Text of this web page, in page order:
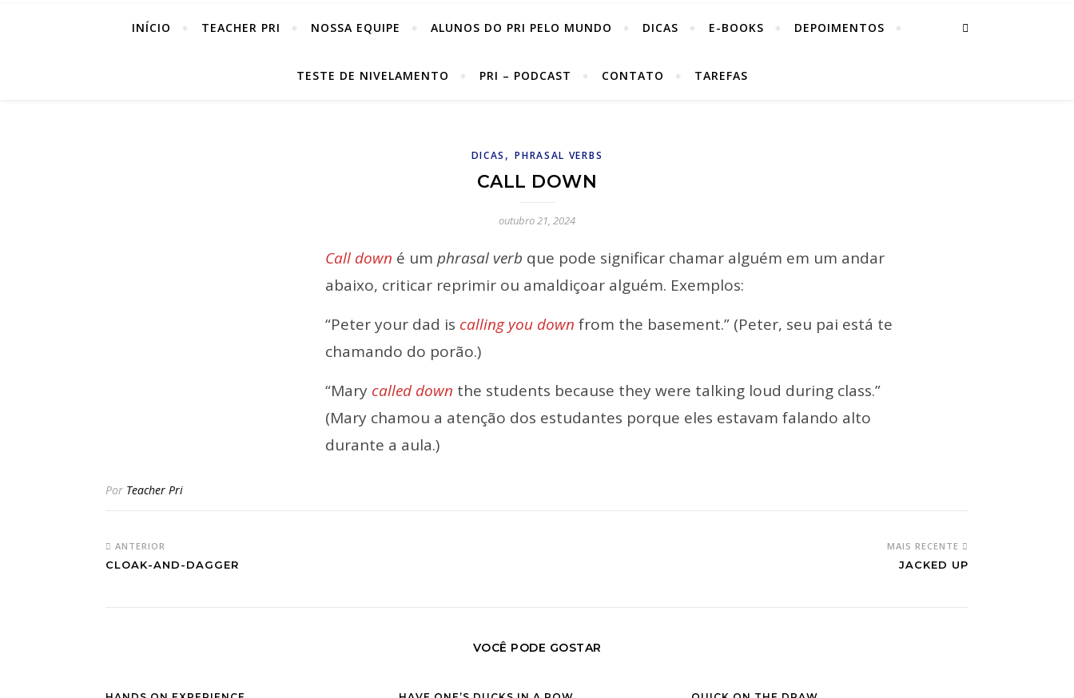
INÍCIO TEACHER PRI NOSSA EQUIPE ALUNOS DO PRI PELO MUNDO DICAS E-BOOKS DEPOIMENTOS
TESTE DE NIVELAMENTO PRI – PODCAST CONTATO TAREFAS
DICAS ,PHRASAL VERBS
CALL DOWN
outubro 21, 2024
Call down é umphrasal verb que pode significar chamar alguém em um andar
abaixo, criticar reprimir ou amaldiçoar alguém. Exemplos:
“Peter your dad is calling you down from the basement.” (Peter, seu pai está te
chamando do porão.)
“Mary called down the students because they were talking loud during class.”
(Mary chamou a atenção dos estudantes porque eles estavam falando alto
durante a aula.)
Por Teacher Pri
ANTERIOR
CLOAK-AND-DAGGER
MAIS RECENTE
JACKED UP
VOCÊ PODE GOSTAR